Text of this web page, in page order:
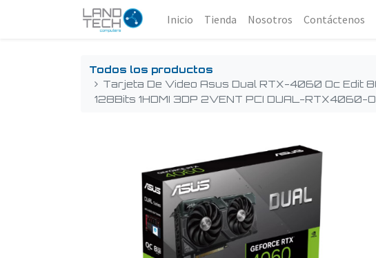
Inicio Tienda Nosotros Contáctenos
Todos los productos
Tarjeta De Video Asus Dual RTX-4060 Oc Edit
128Bits 1HDMI 3DP 2VENT PCI DUAL-RTX4060-